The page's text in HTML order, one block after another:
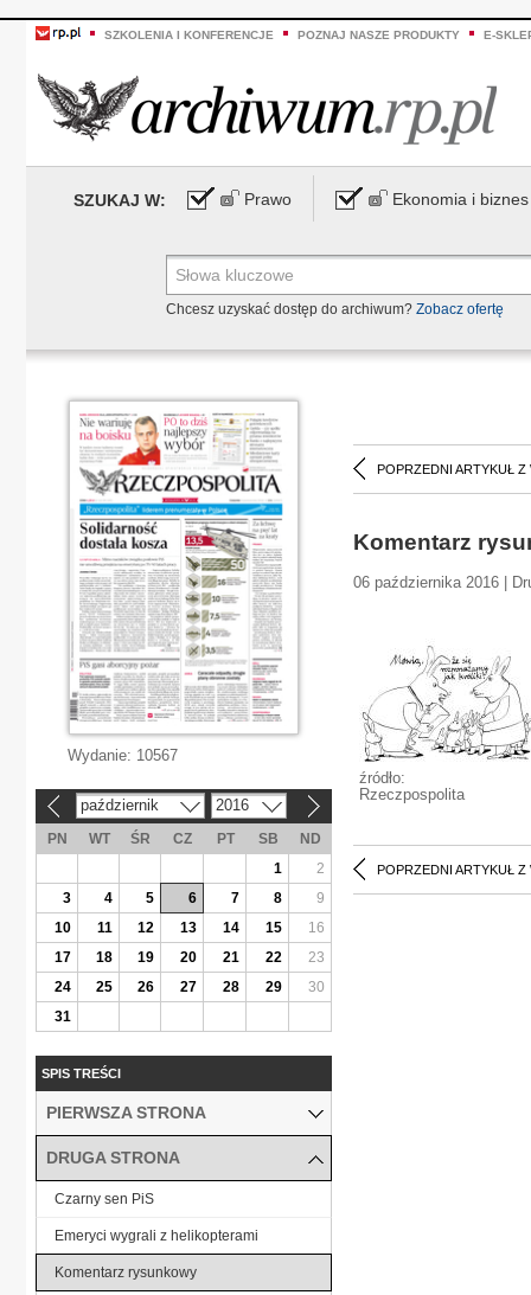
SZKOLENIA I KONFERENCJE POZNAJ NASZE PRODUKTY E-
SZUKAJ W: Prawo Ekonomia i biznes
Chcesz uzyskać dostęp do archiwum? Zobacz ofertę
POPRZEDNI ARTYKUŁ Z
Komentarz
06 października 2016 |
źródło:
Rzeczpospolita
POPRZEDNI ARTYKUŁ Z
Wydanie: 10567
październik 2016
PN WT ŚR CZ PT SB
ND
1
2
3
4 5 6 7 8
9
10
11 12 13 14 15
16
17
18 19 20 21 22
23
24
25 26 27 28 29
30
31
SPIS TREŚCI
PIERWSZA STRONA
DRUGA STRONA
Czarny sen PiS
Emeryci wygrali z helikopterami
Komentarz rysunkowy